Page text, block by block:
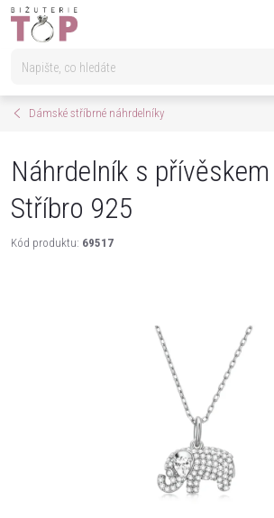
Přejít
Dámské stříbrné náhrdelníky
Náhrdelník s
Stříbro 925
Kód produktu: 69517